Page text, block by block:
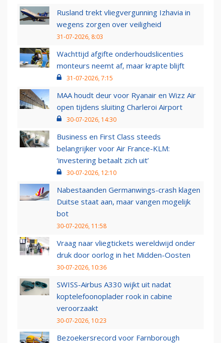
Rusland trekt vliegvergunning Izhavia in
wegens zorgen over veiligheid
31-07-2026, 8:03
Wachttijd afgifte onderhoudslicenties
monteurs neemt af, maar krapte blijft
31-07-2026, 7:15
MAA houdt deur voor Ryanair en Wizz Air
open tijdens sluiting Charleroi Airport
30-07-2026, 14:30
Business en First Class steeds
belangrijker voor Air France-KLM:
‘investering betaalt zich uit’
30-07-2026, 12:10
Nabestaanden Germanwings-crash klagen
Duitse staat aan, maar vangen mogelijk
bot
30-07-2026, 11:58
Vraag naar vliegtickets wereldwijd onder
druk door oorlog in het Midden-Oosten
30-07-2026, 10:36
SWISS-Airbus A330 wijkt uit nadat
koptelefoonoplader rook in cabine
veroorzaakt
30-07-2026, 10:23
Bezoekersrecord voor Farnborough